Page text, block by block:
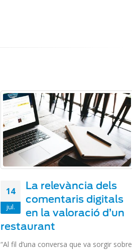
14
jul.
La relevància dels
comentaris digitals
en la valoració d’un
restaurant
“Al fil d’una conversa que va sorgir sobre